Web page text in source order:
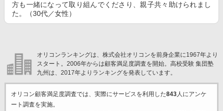
方も一緒になって取り組んでくださり、親子共々助けられまし
た。（30代／女性）
オリコンランキングは、株式会社オリコンを前身企業に1967年より
スタート。2006年からは顧客満足度調査を開始。高校受験 集団塾
九州は、2017年よりランキングを発表しています。
オリコン顧客満足度調査では、実際にサービスを利用した843人にアンケ
ート調査を実施。